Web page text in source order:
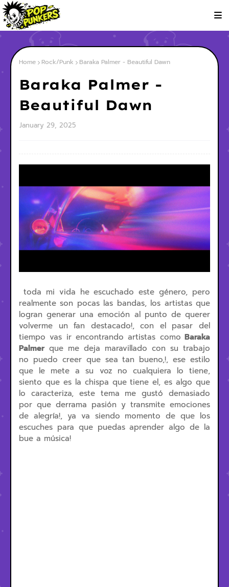
Home Rock/Punk Baraka Palmer - Beautiful Dawn
Baraka Palmer -
Beautiful Dawn
January 29, 2025
toda mi vida he escuchado este género, pero
realmente son pocas las bandas, los artistas que
logran generar una emoción al punto de querer
volverme un fan destacado!, con el pasar del
tiempo vas ir encontrando artistas como Baraka
Palmer que me deja maravillado con su trabajo
no puedo creer que sea tan bueno,!, ese estilo
que le mete a su voz no cualquiera lo tiene,
siento que es la chispa que tiene el, es algo que
lo caracteriza, este tema me gustó demasiado
por que derrama pasión y transmite emociones
de alegría!, ya va siendo momento de que los
escuches para que puedas aprender algo de la
bue a música!